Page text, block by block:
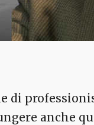
di
anche